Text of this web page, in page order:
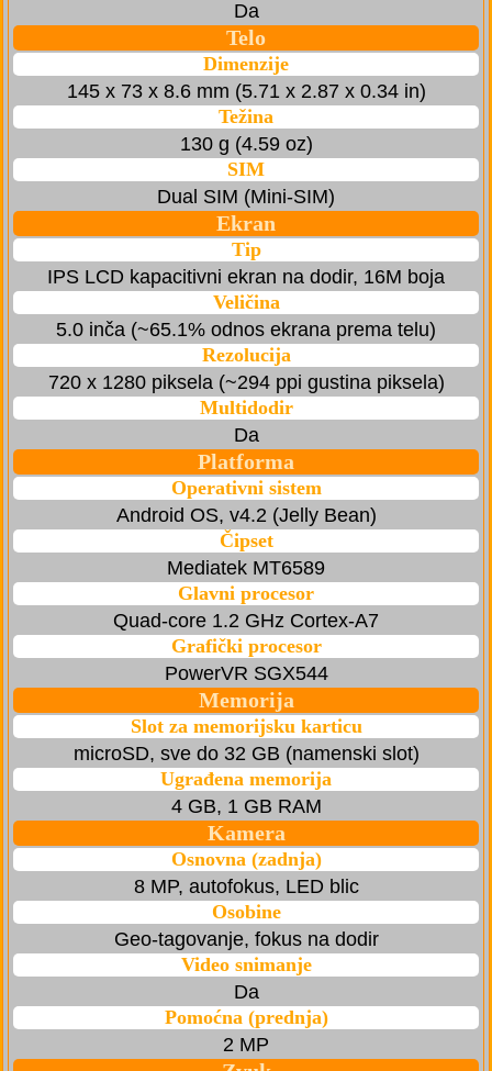
Da
Telo
Dimenzije
145 x 73 x 8.6 mm (5.71 x 2.87 x 0.34 in)
Težina
130 g (4.59 oz)
SIM
Dual SIM (Mini-SIM)
Ekran
Tip
IPS LCD kapacitivni ekran na dodir, 16M boja
Veličina
5.0 inča (~65.1% odnos ekrana prema telu)
Rezolucija
720 x 1280 piksela (~294 ppi gustina piksela)
Multidodir
Da
Platforma
Operativni sistem
Android OS, v4.2 (Jelly Bean)
Čipset
Mediatek MT6589
Glavni procesor
Quad-core 1.2 GHz Cortex-A7
Grafički procesor
PowerVR SGX544
Memorija
Slot za memorijsku karticu
microSD, sve do 32 GB (namenski slot)
Ugrađena memorija
4 GB, 1 GB RAM
Kamera
Osnovna (zadnja)
8 MP, autofokus, LED blic
Osobine
Geo-tagovanje, fokus na dodir
Video snimanje
Da
Pomoćna (prednja)
2 MP